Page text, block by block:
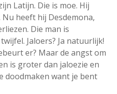
Latijn. Die is moe. Hij
heeft hij Desdemona,
Die man is
Jaloers? Ja natuurlijk!
er? Maar de angst om
is groter dan jaloezie en
doodmaken want je bent